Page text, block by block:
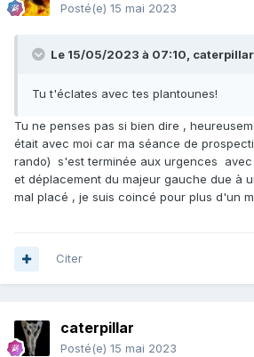
Posté(e) 15 mai 2023
Le 15/05/2023 à 07:10, caterpillar
Tu t'éclates avec tes plantounes!
Tu ne penses pas si bien dire ,
était avec moi car ma séance de
rando) s'est terminée aux urgences
et déplacement du majeur gauche due à
mal placé , je suis coincé pour plus d'un
Citer
caterpillar
Posté(e) 15 mai 2023